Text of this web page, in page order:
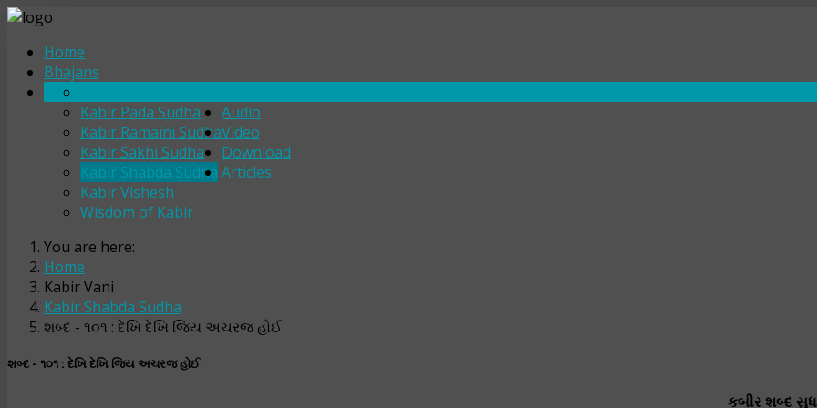
Home
Bhajans
Kabir Pada Sudha
Kabir Ramaini Sudha
Kabir Sakhi Sudha
Kabir Shabda Sudha
Kabir Vishesh
Wisdom of Kabir
Audio
Video
Download
Articles
You are here:
Home
Kabir Vani
Kabir Shabda Sudha
શબ્દ - ૧૦૧ : દેખિ દેખિ જિય અચરજ હોઈ
શબ્દ - ૧૦૧ : દેખિ દેખિ જિય અચરજ હોઈ
કબીર શબ્દ